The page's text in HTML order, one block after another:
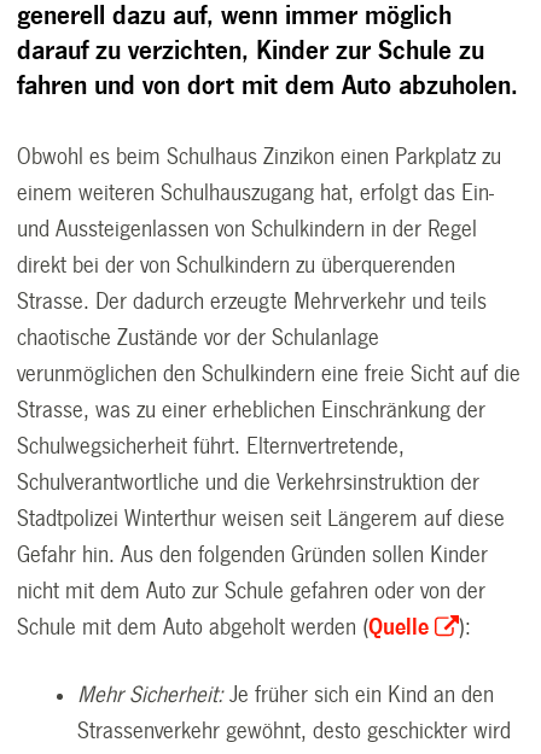
generell dazu auf, wenn immer möglich
darauf zu verzichten, Kinder zur Schule zu
fahren und von dort mit dem Auto abzuholen.
Obwohl es beim Schulhaus Zinzikon einen Parkplatz zu
einem weiteren Schulhauszugang hat, erfolgt das Ein-
und Aussteigenlassen von Schulkindern in der Regel
direkt bei der von Schulkindern zu überquerenden
Strasse. Der dadurch erzeugte Mehrverkehr und teils
chaotische Zustände vor der Schulanlage
verunmöglichen den Schulkindern eine freie Sicht auf die
Strasse, was zu einer erheblichen Einschränkung der
Schulwegsicherheit führt. Elternvertretende,
Schulverantwortliche und die Verkehrsinstruktion der
Stadtpolizei Winterthur weisen seit Längerem auf diese
Gefahr hin. Aus den folgenden Gründen sollen Kinder
nicht mit dem Auto zur Schule gefahren oder von der
Schule mit dem Auto abgeholt werden (Quelle ):
Mehr Sicherheit:Je früher sich ein Kind an den
Strassenverkehr gewöhnt, desto geschickter wird